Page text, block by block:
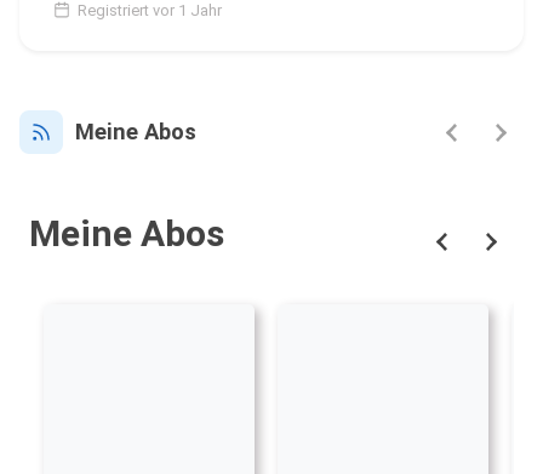
Registriert vor 1 Jahr
Meine Abos
Meine Abos